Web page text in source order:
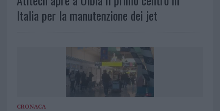
Italia per la manutenzione dei jet
CRONACA